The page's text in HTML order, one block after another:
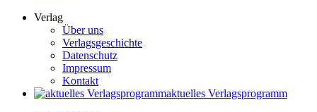
Verlag
Über uns
Verlagsgeschichte
Datenschutz
Impressum
Kontakt
aktuelles Verlagsprogramm